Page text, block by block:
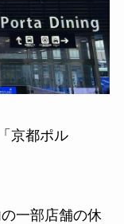
京都ポル
一部店舗の休